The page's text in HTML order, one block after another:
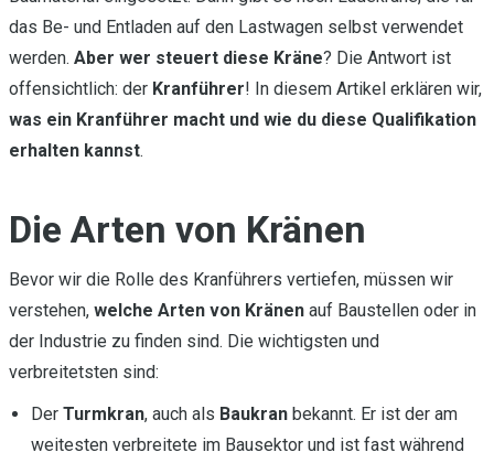
das Be- und Entladen auf den Lastwagen selbst verwendet
werden. Aber wer steuert diese Kräne? Die Antwort ist
offensichtlich: der Kranführer! In diesem Artikel erklären wir,
was ein Kranführer macht und wie du diese Qualifikation
erhalten kannst.
Die Arten von Kränen
Bevor wir die Rolle des Kranführers vertiefen, müssen wir
verstehen, welche Arten von Kränen auf Baustellen oder in
der Industrie zu finden sind. Die wichtigsten und
verbreitetsten sind:
Der Turmkran, auch als Baukran bekannt. Er ist der am
weitesten verbreitete im Bausektor und ist fast während